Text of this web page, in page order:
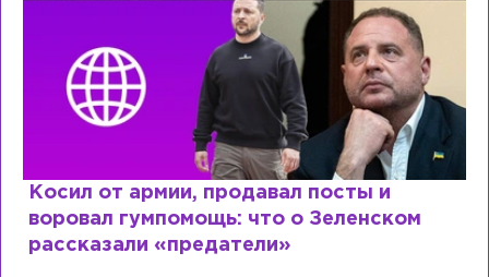
Косил от армии, продавал посты и
воровал гумпомощь: что о Зеленском
рассказали «предатели»